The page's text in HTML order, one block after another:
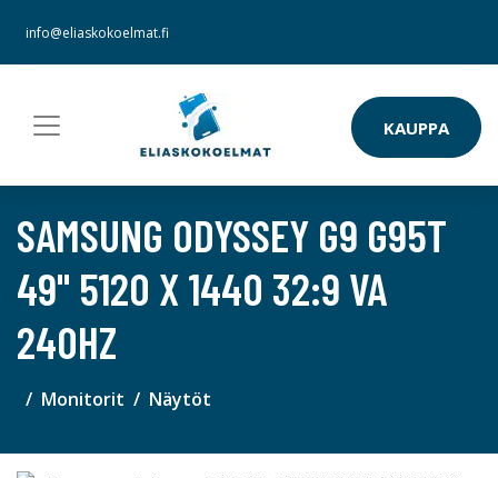
info@eliaskokoelmat.fi
KAUPPA
SAMSUNG ODYSSEY G9 G95T
49" 5120 X 1440 32:9 VA
240HZ
Monitorit Näytöt